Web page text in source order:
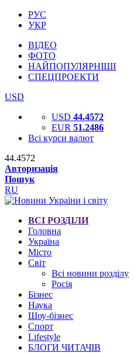
РУС
УКР
ВІДЕО
ФОТО
НАЙПОПУЛЯРНІШІ
СПЕЦПРОЕКТИ
USD
USD 44.4572
EUR 51.2486
Всі курси валют
44.4572
Авторизація
Пошук
RU
ВСІ РОЗДІЛИ
Головна
Україна
Місто
Світ
Всі новини розділу
Росія
Бізнес
Наука
Шоу-бізнес
Спорт
Lifestyle
БЛОГИ ЧИТАЧІВ